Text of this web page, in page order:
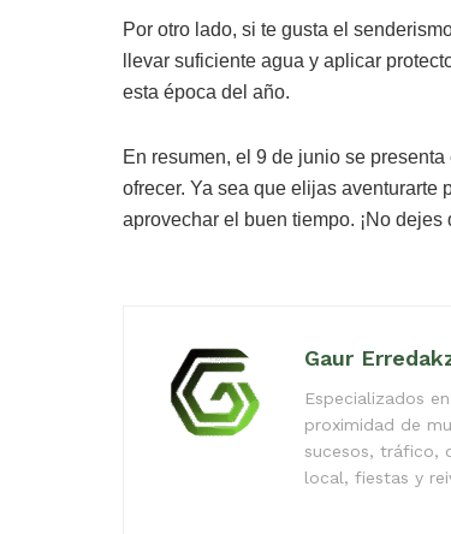
Por otro lado, si te gusta el
llevar suficiente agua y aplicar
esta época del año.
En resumen, el 9 de junio se
ofrecer. Ya sea que elijas aventurarte
aprovechar el buen tiempo. ¡No
Gaur
Especializados
proximidad de
sucesos, tráfico,
local, fiestas y